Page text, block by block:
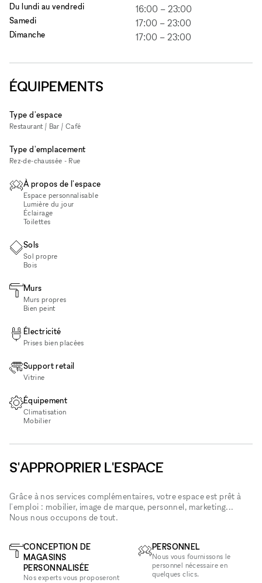
Du lundi au vendredi 16:00 – 23:00
Samedi 17:00 – 23:00
Dimanche 17:00 – 23:00
ÉQUIPEMENTS
Type d'espace
Restaurant / Bar / Café
Type d'emplacement
Rez-de-chaussée - Rue
À propos de l'espace
Espace personnalisable
Lumière du jour
Éclairage
Toilettes
Sols
Sol propre
Bois
Murs
Murs propres
Bien peint
Électricité
Prises bien placées
Support retail
Vitrine
Équipement
Climatisation
Mobilier
S'APPROPRIER L'ESPACE
Grâce à nos services complémentaires, votre espace est prêt à
l'emploi : mobilier, image de marque, personnel, marketing...
Nous nous occupons de tout.
CONCEPTION DE
MAGASINS
PERSONNALISÉE
Nos experts vous proposeront
PERSONNEL
Nous vous fournissons le
personnel nécessaire en
quelques clics.